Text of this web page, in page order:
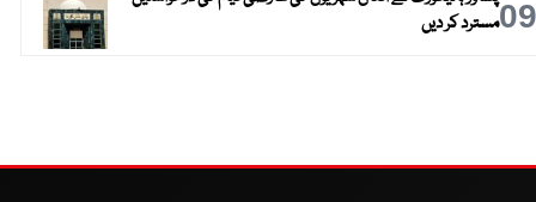
09مسترد کر دیں